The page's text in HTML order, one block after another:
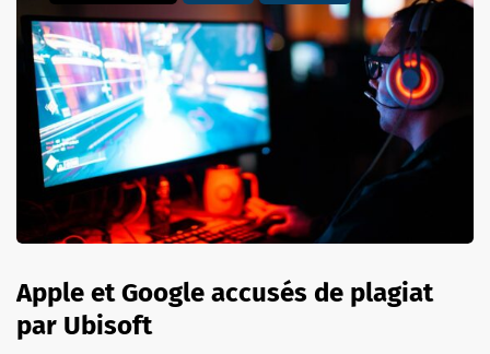
Apple et Google accusés de plagiat
par Ubisoft